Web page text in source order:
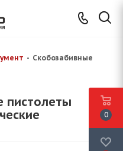
- Скобозабивные
пистолеты
0